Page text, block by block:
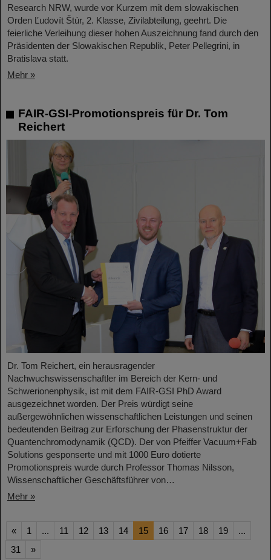
Research NRW, wurde vor Kurzem mit dem slowakischen
Orden Ľudovít Štúr, 2. Klasse, Zivilabteilung, geehrt. Die
feierliche Verleihung dieser hohen Auszeichnung fand durch den
Präsidenten der Slowakischen Republik, Peter Pellegrini, in
Bratislava statt.
Mehr »
FAIR-GSI-Promotionspreis für Dr. Tom
Reichert
Dr. Tom Reichert, ein herausragender
Nachwuchswissenschaftler im Bereich der Kern- und
Schwerionenphysik, ist mit dem FAIR-GSI PhD Award
ausgezeichnet worden. Der Preis würdigt seine
außergewöhnlichen wissenschaftlichen Leistungen und seinen
bedeutenden Beitrag zur Erforschung der Phasenstruktur der
Quantenchromodynamik (QCD). Der von Pfeiffer Vacuum+Fab
Solutions gesponserte und mit 1000 Euro dotierte
Promotionspreis wurde durch Professor Thomas Nilsson,
Wissenschaftlicher Geschäftsführer von…
Mehr »
« 1 ... 11 12 13 14 15 16 17 18 19
...
31
»